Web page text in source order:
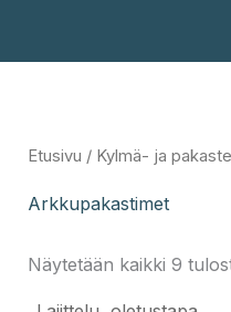
Etusivu / Kylmä- ja
Arkkupakastimet
Näytetään kaikki 9